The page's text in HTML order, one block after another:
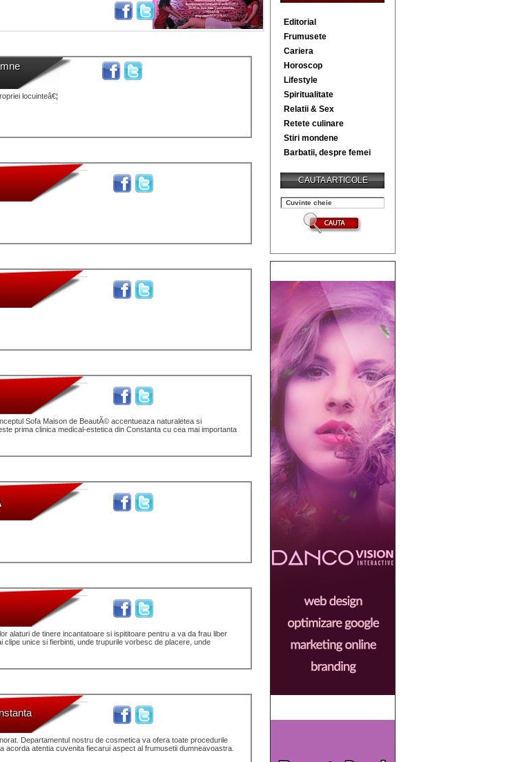
locuinteâ€¦
Sofa Maison de BeautÃ© accentueaza naturaletea si
prima clinica medical-estetica din Constanta cu cea mai importanta
alaturi de tinere incantatoare si ispititoare pentru a va da frau liber
clipe unice si fierbinti, unde trupurile vorbesc de placere, unde
Departamentul nostru de cosmetica va ofera toate procedurile
atentia cuvenita fiecarui aspect al frumusetii dumneavoastra.
Editorial
Frumusete
Cariera
Horoscop
Lifestyle
Spiritualitate
Relatii & Sex
Retete culinare
Stiri mondene
Barbatii, despre femei
CAUTA ARTICOLE